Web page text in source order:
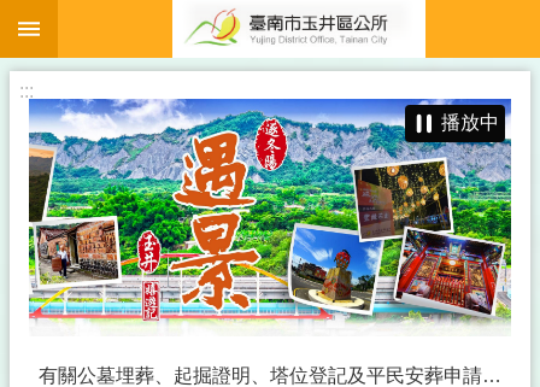
跳到主要內容區塊
:::
播放中
有關公墓埋葬、起掘證明、塔位登記及平民安葬申請，請至玉井區懷恩堂辦理。